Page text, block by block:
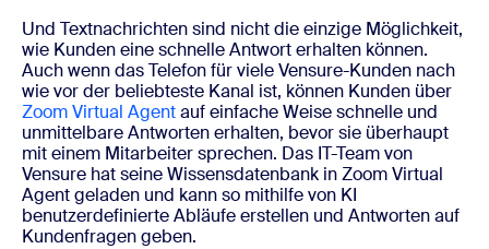
Und Textnachrichten sind nicht die einzige Möglichkeit,
wie Kunden eine schnelle Antwort erhalten können.
Auch wenn das Telefon für viele Vensure-Kunden nach
wie vor der beliebteste Kanal ist, können Kunden über
Zoom Virtual Agentauf einfache Weise schnelle und
unmittelbare Antworten erhalten, bevor sie überhaupt
mit einem Mitarbeiter sprechen. Das IT-Team von
Vensure hat seine Wissensdatenbank in Zoom Virtual
Agent geladen und kann so mithilfe von KI
benutzerdefinierte Abläufe erstellen und Antworten auf
Kundenfragen geben.